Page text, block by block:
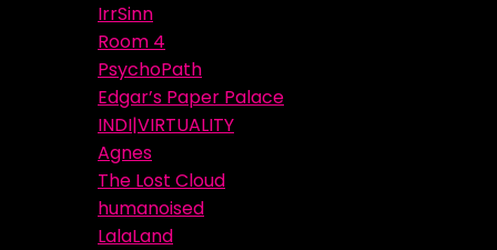
IrrSinn
Room 4
PsychoPath
Edgar’s Paper Palace
INDI|VIRTUALITY
Agnes
The Lost Cloud
humanoised
LalaLand